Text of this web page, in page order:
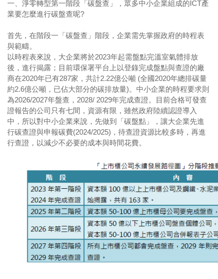
一、淨零轉型第一階段「碳盤查」，眾多中小企業組成的ICT產
業要怎麼進行碳盤查呢?
首先，在階段一「碳盤查」階段，企業需先掌握政府的時程表
與範疇。
以時程表來說，大企業將於2023年起需盤點完溫室氣體排放
後，進行揭露；目前環保署平台上以登錄完成盤點與查證的廠
商在2020年已有287家，共計2.22億公噸 (全國2020年總排碳量
約2.6億公噸，已佔大部分的碳排放量)。中小企業的時程要求則
為2026/2027年盤查，2028/ 2029年完成查證。目前合格可發查
證報告的公司只有七間，資源有限，雖然政府陸續認證導入
中，所以對中小企業來說，先做到「碳盤點」，讓大企業先進
行碳查證與申報碳費(2024/2025)，待查證資源比較多時，再進
行查證，以減少不必要的成本與時間花費。